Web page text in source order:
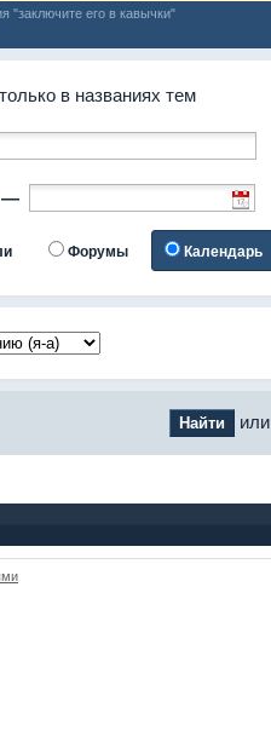
"заключите его в кавычки"
в названиях тем
—
Форумы Календарь
или